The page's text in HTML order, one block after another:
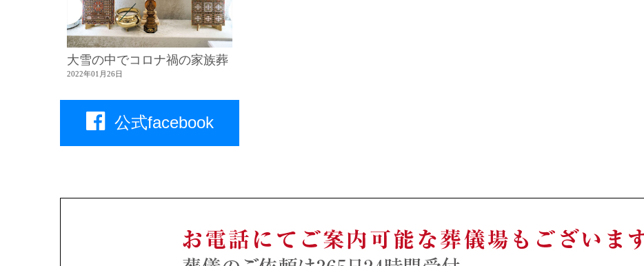
大雪の中でコロナ禍の家族葬
2022年01月26日
公式facebook